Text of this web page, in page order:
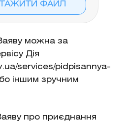
ФАЙЛ
можна за
Дія
services/pidpisannya-
іншим зручним
про приєднання